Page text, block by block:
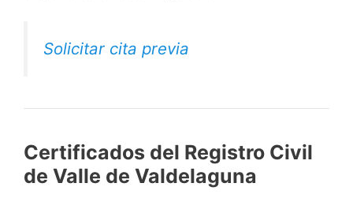
Solicitar cita previa
Certificados del Registro Civil
de Valle de Valdelaguna